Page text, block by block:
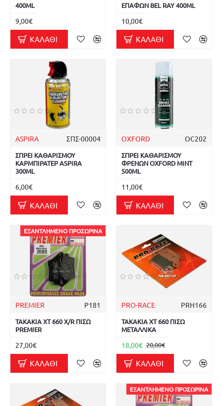
400ML
9,00€
ΚΑΛΆΘΙ
ΕΠΑΦΩΝ BEL RAY 400ML
10,00€
ΚΑΛΆΘΙ
ASPIRA ΣΠΣ-00004
ΣΠΡΕΙ ΚΑΘΑΡΙΣΜΟΥ
ΚΑΡΜΠΙΡΑΤΕΡ ASPIRA
300ML
6,00€
ΚΑΛΆΘΙ
OXFORD OC202
ΣΠΡΕΙ ΚΑΘΑΡΙΣΜΟΥ
ΦΡΕΝΩΝ OXFORD MINT
500ML
11,00€
ΚΑΛΆΘΙ
ΕΞΑΝΤΛΗΜΈΝΟ ΠΡΟΣΩΡΙΝΆ
PREMIER P181
ΤΑΚΑΚΙΑ XT 660 X/R ΠΙΣΩ
PREMIER
27,00€
ΚΑΛΆΘΙ
PRO-RACE PRH166
ΤΑΚΑΚΙΑ XT 660 ΠΙΣΩ
ΜΕΤΑΛΛΙΚΑ
18,00€ 20,00€
ΚΑΛΆΘΙ
ΕΞΑΝΤΛΗΜΈΝΟ ΠΡΟΣΩΡΙΝΆ